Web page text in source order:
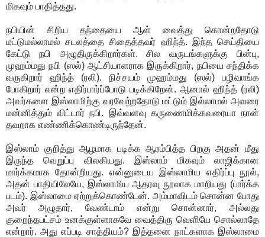
மிகவும் பாதித்தது.
நபியின் சிறிய தந்தையை ஆள் வைத்து கொன்றதோடு
மட்டுமல்லாமல் சடலத்தை சிதைத்தவர் ஹிந்த். இந்த செய்தியை
கேட்டு நபி அழுதிருக்கிறார்கள். சில வருடங்களுக்கு பின்பு,
முஹம்மது நபி (ஸல்) ஆட்சியாளராக இருக்கிறார், நபியை சந்திக்க
வருகிறார் ஹிந்த் (ரலி). நிச்சயம் முஹம்மது (ஸல்) பழிவாங்க
போகிறார் என்ற எதிர்பார்ப்போடு படிக்கிறேன். ஆனால் ஹிந்த் (ரலி)
அவர்களை இஸ்லாமிற்கு வரவேற்றதோடு மட்டும் இல்லாமல் அவரை
மன்னித்தும் விட்டார் நபி. இவ்வளவு கருணைமிக்கவரையா நான்
தவறாக எண்ணிக்கொண்டிருந்தேன்.
இஸ்லாம் குறித்து ஆழமாக படிக்க ஆரம்பித்த பிறகு அதன் மீது
இருந்த வெறுப்பு விலகியது. இஸ்லாம் மிகவும் லாஜிக்கான
மார்க்கமாக தோன்றியது. என்னுடைய இஸ்லாமிய எதிர்ப்பு நூல்,
அதன் பாதியிலேயே, இஸ்லாமிய ஆதரவு நூலாக மாறியது (பார்க்க
படம்). இஸ்லாமை ஏற்றுக்கொண்டேன். அம்மாவிடம் சொன்ன போது
அவர் அழுதார், வேண்டாம் என்று சொன்னார், அல்லது
குறைந்தபட்சம் உனக்குள்ளாகவே வைத்திரு வெளியே சொல்லாதே
என்றார். அது எப்படி சாத்தியம்? இத்தனை நாட்களாக இஸ்லாமை